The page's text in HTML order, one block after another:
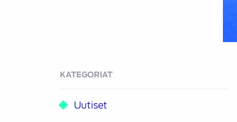
KATEGORIAT
Uutiset